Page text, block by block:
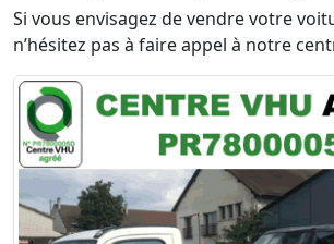
Si vous envisagez de vendre votre
n’hésitez pas à faire appel à notre